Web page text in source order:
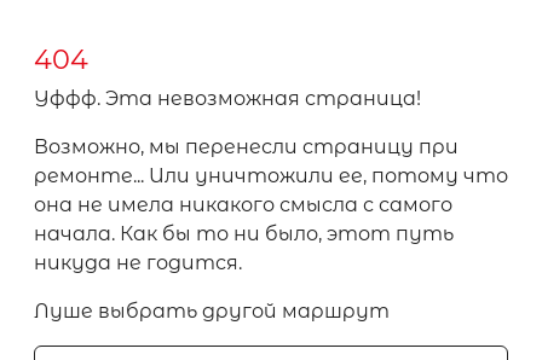
404
Уффф. Эта невозможная страница!
Возможно, мы перенесли страницу при
ремонте... Или уничтожили ее, потому что
она не имела никакого смысла с самого
начала. Как бы то ни было, этот путь
никуда не годится.
Луше выбрать другой маршрут